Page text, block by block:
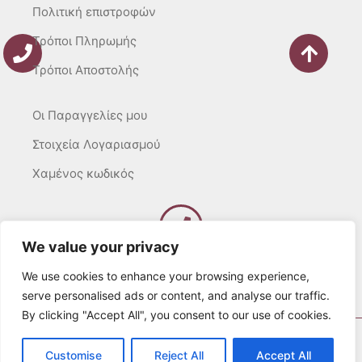
We value your privacy
We use cookies to enhance your browsing experience,
serve personalised ads or content, and analyse our traffic.
By clicking "Accept All", you consent to our use of cookies.
Customise Reject All Accept All
Πολιτική επιστροφών
Τρόποι Πληρωμής
Τρόποι Αποστολής
Οι Παραγγελίες μου
Στοιχεία Λογαριασμού
Χαμένος κωδικός
Καλέστε μας
Δευτ – Τετ. – Σαβ. : 10:00 – 15:00
Τρίτ. – Πέμπτ. – Παρ. : 10:00 – 21:00
© 2022 Λευκά Όνειρα All rights Reserved